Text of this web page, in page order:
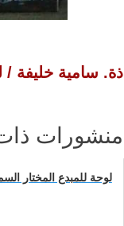
ذة. سامية خليفة /
منشورات
لوحة للمبدع المختار